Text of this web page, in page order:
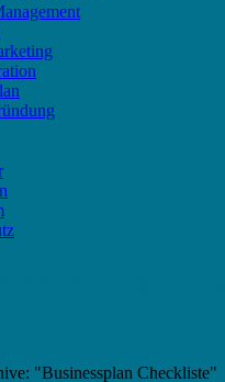
"Businessplan Checkliste"